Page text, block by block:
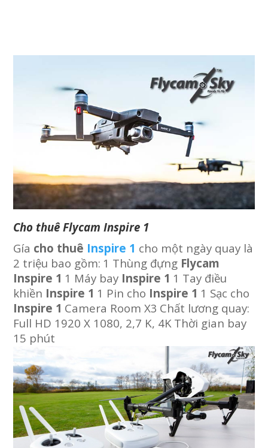
Cho thuê Flycam Inspire 1
Gía cho thuê Inspire 1 cho một ngày quay là
2 triệu bao gồm: 1 Thùng đựng Flycam
Inspire 1 1 Máy bay Inspire 1 1 Tay điều
khiền Inspire 1 1 Pin cho Inspire 1 1 Sạc cho
Inspire 1 Camera Room X3 Chất lương quay:
Full HD 1920 X 1080, 2,7 K, 4K Thời gian bay
15 phút